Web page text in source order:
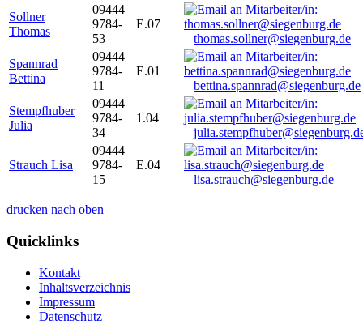
Sollner
Thomas
09444
9784-
53
E.07
thomas.sollner@siegenburg.de
Spannrad
Bettina
09444
9784-
11
E.01
bettina.spannrad@siegenburg.de
Stempfhuber
Julia
09444
9784-
34
1.04
Strauch Lisa
09444
9784-
15
E.04
lisa.strauch@siegenburg.de
drucken nach oben
Quicklinks
Kontakt
Inhaltsverzeichnis
Impressum
Datenschutz